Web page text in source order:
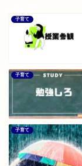
子育て
子育て
子育て